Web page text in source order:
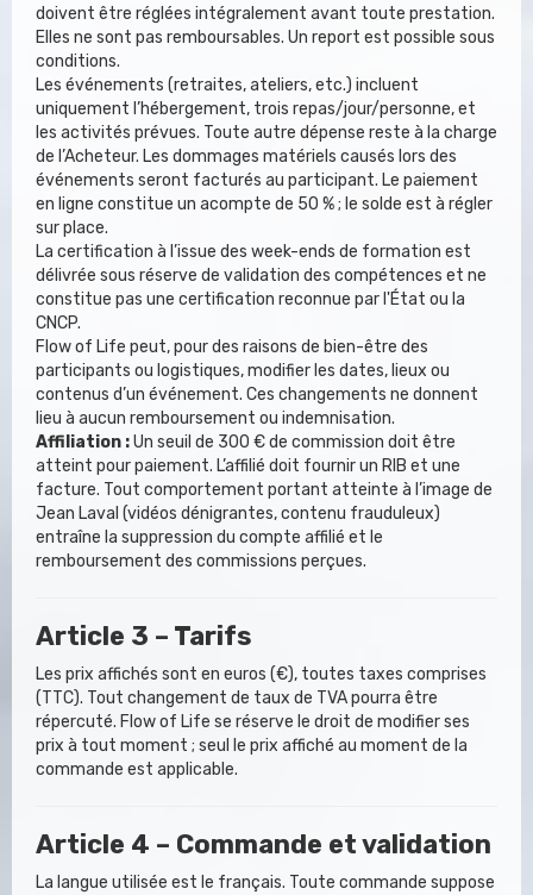
doivent être réglées intégralement avant toute prestation.
Elles ne sont pas remboursables. Un report est possible sous
conditions.
Les événements (retraites, ateliers, etc.) incluent
uniquement l’hébergement, trois repas/jour/personne, et
les activités prévues. Toute autre dépense reste à la charge
de l’Acheteur. Les dommages matériels causés lors des
événements seront facturés au participant. Le paiement
en ligne constitue un acompte de 50 % ; le solde est à régler
sur place.
La certification à l’issue des week-ends de formation est
délivrée sous réserve de validation des compétences et ne
constitue pas une certification reconnue par l'État ou la
CNCP.
Flow of Life peut, pour des raisons de bien-être des
participants ou logistiques, modifier les dates, lieux ou
contenus d’un événement. Ces changements ne donnent
lieu à aucun remboursement ou indemnisation.
Affiliation :Un seuil de 300 € de commission doit être
atteint pour paiement. L’affilié doit fournir un RIB et une
facture. Tout comportement portant atteinte à l’image de
Jean Laval (vidéos dénigrantes, contenu frauduleux)
entraîne la suppression du compte affilié et le
remboursement des commissions perçues.
Article 3 – Tarifs
Les prix affichés sont en euros (€), toutes taxes comprises
(TTC). Tout changement de taux de TVA pourra être
répercuté. Flow of Life se réserve le droit de modifier ses
prix à tout moment ; seul le prix affiché au moment de la
commande est applicable.
Article 4 – Commande et validation
La langue utilisée est le français. Toute commande suppose